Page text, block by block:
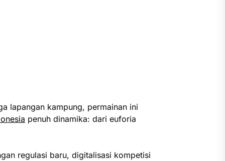
lapangan kampung, permainan ini
penuh dinamika: dari euforia
regulasi baru, digitalisasi kompetisi